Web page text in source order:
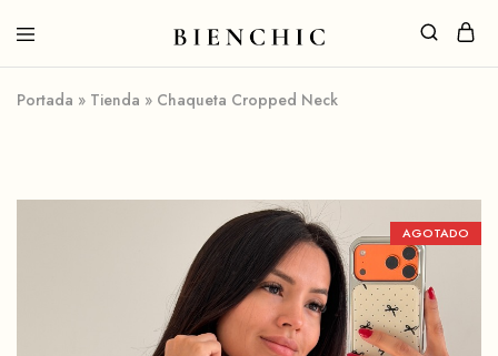
Portada » Tienda » Chaqueta Cropped Neck
AGOTADO